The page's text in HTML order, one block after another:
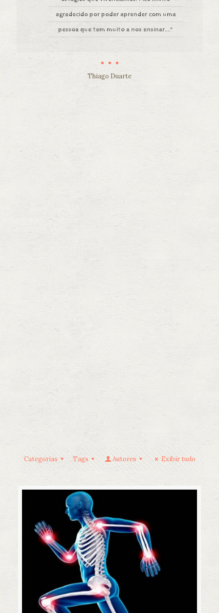
agradecido por poder aprender com uma
pessoa que tem muito a nos ensinar...."
Thiago Duarte
Categorias Tags Autores Exibir tudo